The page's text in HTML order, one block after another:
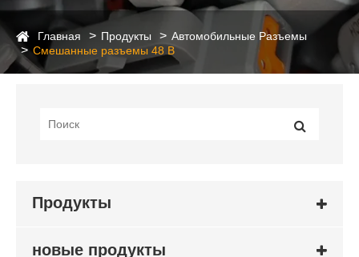
Главная Продукты
Автомобильные Разъемы
Смешанные разъемы 48 В
Продукты
новые продукты